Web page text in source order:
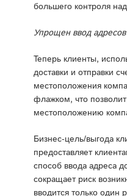
большего контроля
Упрощен ввод адресов
Теперь клиенты,
доставки и отправки
местоположения
флажком, что
местоположению
Бизнес-цель/выгода
предоставляет
способ ввода адреса
сокращает риск
вводится только один